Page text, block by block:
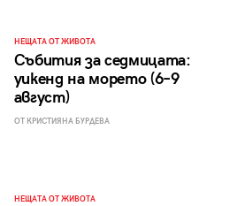
НЕЩАТА ОТ ЖИВОТА
Събития за седмицата:
уикенд на морето (6–9
август)
ОТ КРИСТИЯНА БУРДЕВА
НЕЩАТА ОТ ЖИВОТА